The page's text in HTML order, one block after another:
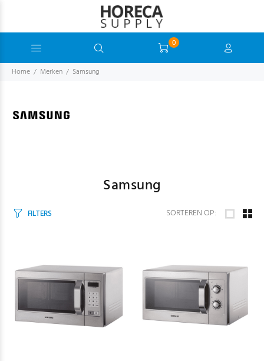
0
Home Merken Samsung
Samsung
FILTERS SORTEREN OP: